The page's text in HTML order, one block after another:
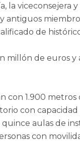
la
de
millón de euros
1.900
con
aulas de
con